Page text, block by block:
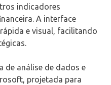
indicadores
A interface
e visual, facilitando
de análise de dados e
projetada para